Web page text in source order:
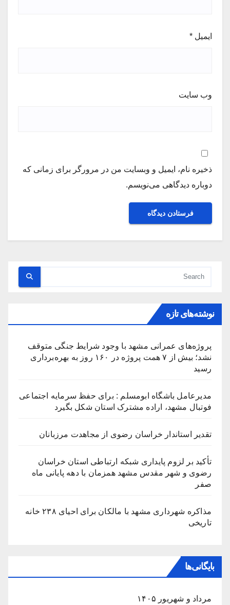
ایمیل *
وب‌ سایت
ذخیره نام، ایمیل و وبسایت من در مرورگر برای زمانی که
دوباره دیدگاهی می‌نویسم.
نوشته‌های تازه
پروژه‌های عمرانی مشهد با وجود شرایط جنگی متوقف
نشد؛ بیش از ۷ همت پروژه در ۱۶۰ روز به بهره‌برداری
رسید
مدیرعامل باشگاه ابومسلم : برای حفظ سرمایه اجتماعی
فوتبال مشهد، اراده مشترک استان شکل بگیرد
تقدیر استاندار خراسان رضوی از مجاهدت مرزبانان
تأکید بر لزوم پایداری شبکه ارتباطی استان خراسان
رضوی و شهر مقدس مشهد همزمان با دهه پایانی ماه
صفر
مذاکره شهرداری مشهد با مالکان برای احیای ۲۳۸ خانه
تاریخی
بایگانی‌ها
مرداد و شهریور ۱۴۰۵